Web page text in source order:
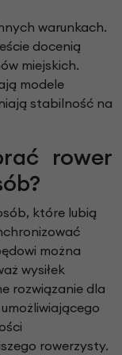
warunkach.
docenią
miejskich.
modele
stabilność na
rower
które lubią
można
wysiłek
rozwiązanie dla
rowerzysty.